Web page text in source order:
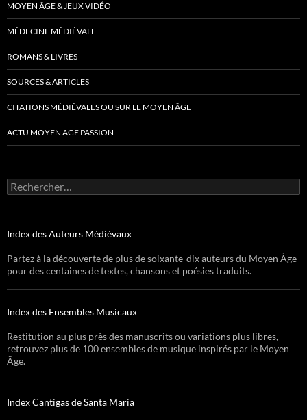
MOYEN ÂGE & JEUX VIDÉO
MÉDECINE MÉDIÉVALE
ROMANS & LIVRES
SOURCES & ARTICLES
CITATIONS MÉDIÉVALES OU SUR LE MOYEN ÂGE
ACTU MOYEN ÂGE PASSION
Rechercher :
Index des Auteurs Médiévaux
Partez à la découverte de plus de soixante-dix auteurs du Moyen Âge
pour des centaines de textes, chansons et poésies traduits.
Index des Ensembles Musicaux
Restitution au plus près des manuscrits ou variations plus libres,
retrouvez plus de 100 ensembles de musique inspirés par le Moyen
Âge.
Index Cantigas de Santa Maria